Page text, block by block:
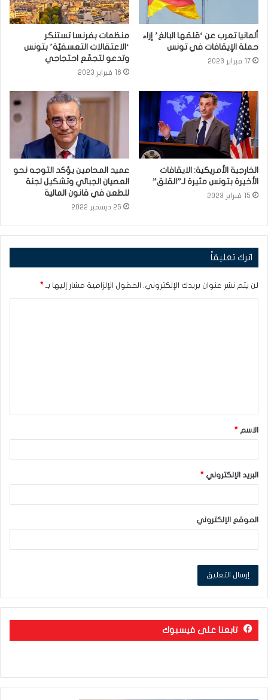
ألمانيا تعرب عن ‘قلقها البالغ’ إزاء
حملة الإيقافات في تونس
17 فبراير 2023
منظمات بفرنسا تستنكر
‘الاعتقالات التعسفيّة’ بتونس
وتدعو لتجمّع احتجاجي
16 فبراير 2023
الخارجية الأمريكية: الايقافات
الأخيرة بتونس مثيرة لـ”القلق”
15 فبراير 2023
عميد المحامين يؤكد التوجه نحو
العصيان الجبائي وتشكيل لجنة
للطعن في قانون المالية
25 ديسمبر 2022
اترك تعليقاً
لن يتم نشر عنوان بريدك الإلكتروني. الحقول الإلزامية مشار إليها بـ *
ق
*
الاسم *
البريد الإلكتروني *
الموقع الإلكتروني
تابعنا على فيسبوك